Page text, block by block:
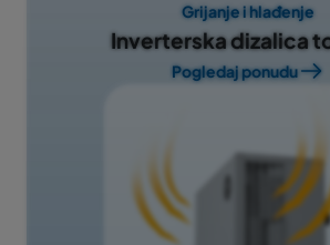
Grijanje i hlađenje
Inverterska dizalica
Pogledaj ponudu